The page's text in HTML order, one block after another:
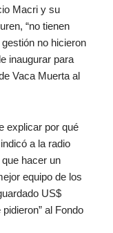
Macri y su
“no tienen
no hicieron
inaugurar para
Vaca Muerta al
explicar por qué
a la radio
hacer un
equipo de los
US$
al Fondo